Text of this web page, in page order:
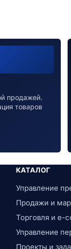
продажей.
товаров
КАТАЛОГ
Управление
Продажи и
Торговля и e-
Управление
Проекты и